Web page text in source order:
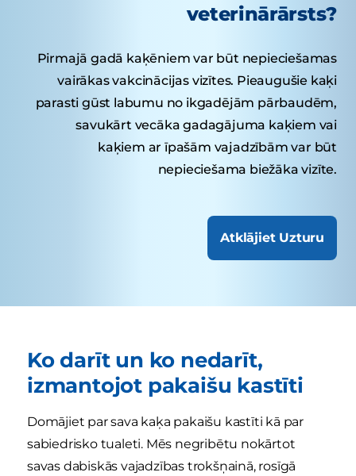
veterinārārsts?
Pirmajā gadā kaķēniem var būt nepieciešamas
vairākas vakcinācijas vizītes. Pieaugušie kaķi
parasti gūst labumu no ikgadējām pārbaudēm,
savukārt vecāka gadagājuma kaķiem vai
kaķiem ar īpašām vajadzībām var būt
nepieciešama biežāka vizīte.
Atklājiet Uzturu
Ko darīt un ko nedarīt,
izmantojot pakaišu kastīti
Domājiet par sava kaķa pakaišu kastīti kā par
sabiedrisko tualeti. Mēs negribētu nokārtot
savas dabiskās vajadzības trokšņainā, rosīgā